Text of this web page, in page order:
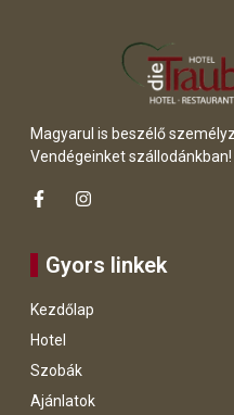
Magyarul is beszélő
Vendégeinket szállodánkban!
Gyors linkek
Kezdőlap
Hotel
Szobák
Ajánlatok